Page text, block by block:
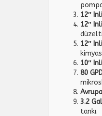
12″
12″
12″
10″
80
3.2
tankı.